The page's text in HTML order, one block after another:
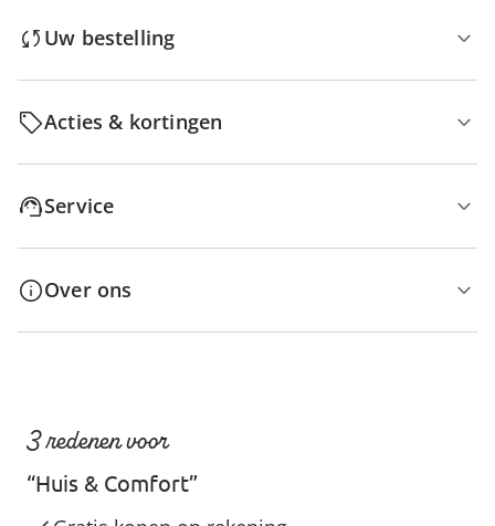
Uw bestelling
Acties & kortingen
Service
Over ons
3 redenen voor
“Huis & Comfort”